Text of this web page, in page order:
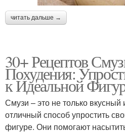
читать дальше →
30+ Рецептов
Похудения:
к Идеальной
Смузи – это не только
отличный способ упростить
фигуре. Они помогают